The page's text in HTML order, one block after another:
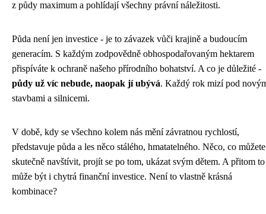
z půdy maximum a pohlídají všechny právní náležitosti.
Půda není jen investice - je to závazek vůči krajině a budoucím
generacím. S každým zodpovědně obhospodařovaným hektarem
přispíváte k ochraně našeho přírodního bohatství. A co je důležité -
půdy už víc nebude, naopak jí ubývá. Každý rok mizí pod
stavbami a silnicemi.
V době, kdy se všechno kolem nás mění závratnou rychlostí,
představuje půda a les něco stálého, hmatatelného. Něco, co můžete
skutečně navštívit, projít se po tom, ukázat svým dětem. A přitom to
může být i chytrá finanční investice. Není to vlastně krásná
kombinace?